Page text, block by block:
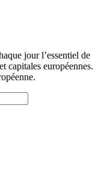
jour l’essentiel de
capitales européennes.